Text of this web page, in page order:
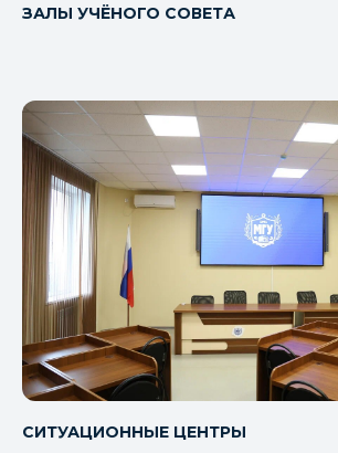
ЗАЛЫ УЧЁНОГО СОВЕТА
СИТУАЦИОННЫЕ ЦЕНТРЫ
LED ЭКРАН
Яркое и четкое изображение при любом
освещении, любые размеры и шаг пикселя
под ваш запрос